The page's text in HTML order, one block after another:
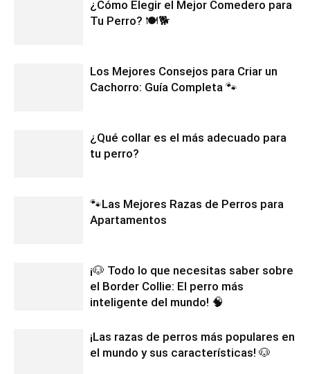
de
Cachorros
¿Cómo Elegir el Mejor Comedero para
Tu Perro? 🍽️🐕
Los Mejores Consejos para Criar un
Cachorro: Guía Completa 🐾
¿Qué collar es el más adecuado para
tu perro?
🐾Las Mejores Razas de Perros para
Apartamentos
¡🐶 Todo lo que necesitas saber sobre
el Border Collie: El perro más
inteligente del mundo! 🧠
¡Las razas de perros más populares en
el mundo y sus características! 🐶